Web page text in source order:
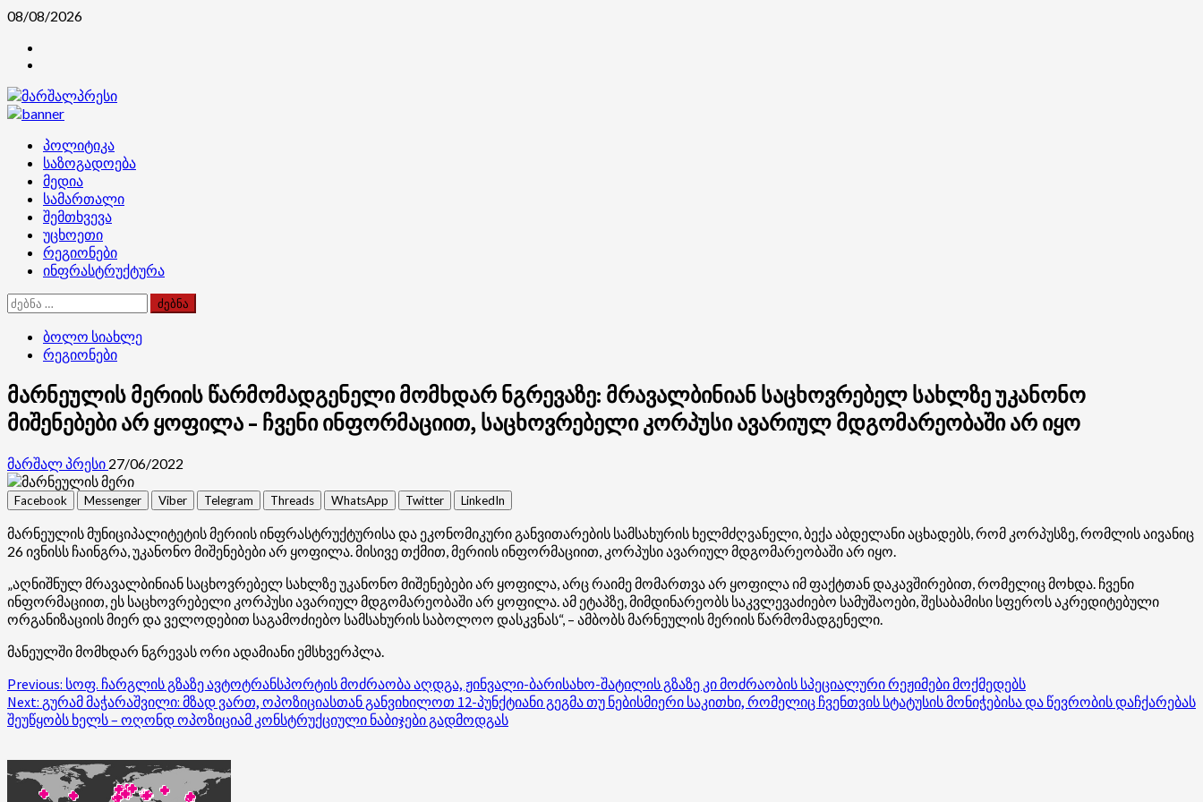
Skip
content
08/08/2026
Primary
Menu
პოლიტიკა
საზოგადოება
მედია
სამართალი
შემთხვევა
უცხოეთი
რეგიონები
ინფრასტრუქტურა
ძებნა:
ბოლო სიახლე
რეგიონები
მარნეულის მერიის წარმომადგენელი მომხდარ ნგრევაზე: მრავალბინიან საცხოვრებელ სახლზე უკანონო
მიშენებები არ ყოფილა – ჩვენი ინფორმაციით, საცხოვრებელი კორპუსი ავარიულ მდგომარეობაში არ იყო
მარშალ პრესი 27/06/2022
Facebook Messenger Viber Telegram Threads WhatsApp Twitter LinkedIn
მარნეულის მუნიციპალიტეტის მერიის ინფრასტრუქტურისა და ეკონომიკური განვითარების სამსახურის ხელმძღვანელი, ბექა აბდელანი აცხადებს, რომ კორპუსზე, რომლის აივანიც
26 ივნისს ჩაინგრა, უკანონო მიშენებები არ ყოფილა. მისივე თქმით, მერიის ინფორმაციით, კორპუსი ავარიულ მდგომარეობაში არ იყო.
„აღნიშნულ მრავალბინიან საცხოვრებელ სახლზე უკანონო მიშენებები არ ყოფილა, არც რაიმე მომართვა არ ყოფილა იმ ფაქტთან დაკავშირებით, რომელიც მოხდა. ჩვენი
ინფორმაციით, ეს საცხოვრებელი კორპუსი ავარიულ მდგომარეობაში არ ყოფილა. ამ ეტაპზე, მიმდინარეობს საკვლევაძიებო სამუშაოები, შესაბამისი სფეროს აკრედიტებული
ორგანიზაციის მიერ და ველოდებით საგამოძიებო სამსახურის საბოლოო დასკვნას“, – ამბობს მარნეულის მერიის წარმომადგენელი.
მანეულში მომხდარ ნგრევას ორი ადამიანი ემსხვერპლა.
Post
navigation
Previous: სოფ. ჩარგლის გზაზე ავტოტრანსპორტის მოძრაობა აღდგა, ჟინვალი-ბარისახო-შატილის გზაზე კი მოძრაობის სპეციალური რეჟიმები მოქმედებს
Next: გურამ მაჭარაშვილი: მზად ვართ, ოპოზიციასთან განვიხილოთ 12-პუნქტიანი გეგმა თუ ნებისმიერი საკითხი, რომელიც ჩვენთვის სტატუსის მონიჭებისა და წევრობის დაჩქარებას
შეუწყობს ხელს – ოღონდ ოპოზიციამ კონსტრუქციული ნაბიჯები გადმოდგას